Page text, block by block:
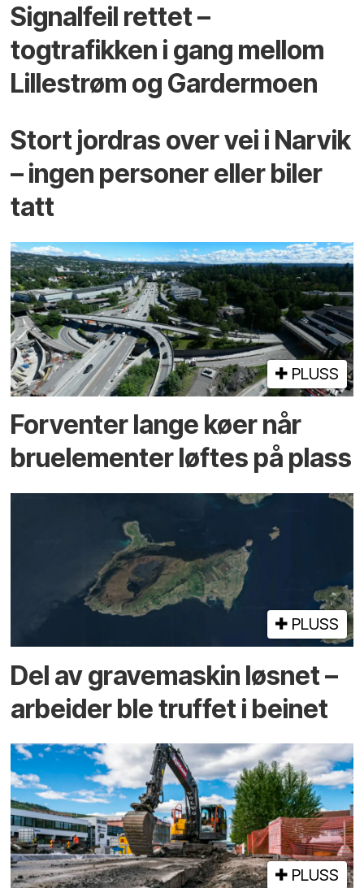
Signalfeil rettet –
togtrafikken i gang mellom
Lillestrøm og Gardermoen
Stort jordras over vei i Narvik
– ingen personer eller biler
tatt
PLUSS
Forventer lange køer når
bru­elementer løftes på plass
PLUSS
Del av grave­maskin løsnet –
arbeider ble truffet i beinet
PLUSS